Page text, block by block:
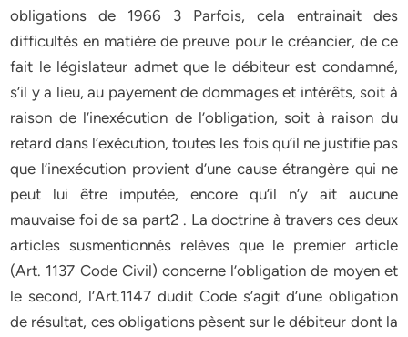
obligations de 1966 3 Parfois, cela entrainait des
difficultés en matière de preuve pour le créancier, de ce
fait le législateur admet que le débiteur est condamné,
s’il y a lieu, au payement de dommages et intérêts, soit à
raison de l’inexécution de l’obligation, soit à raison du
retard dans l’exécution, toutes les fois qu’il ne justifie pas
que l’inexécution provient d’une cause étrangère qui ne
peut lui être imputée, encore qu’il n’y ait aucune
mauvaise foi de sa part2 . La doctrine à travers ces deux
articles susmentionnés relèves que le premier article
(Art. 1137 Code Civil) concerne l’obligation de moyen et
le second, l’Art.1147 dudit Code s’agit d’une obligation
de résultat, ces obligations pèsent sur le débiteur dont la